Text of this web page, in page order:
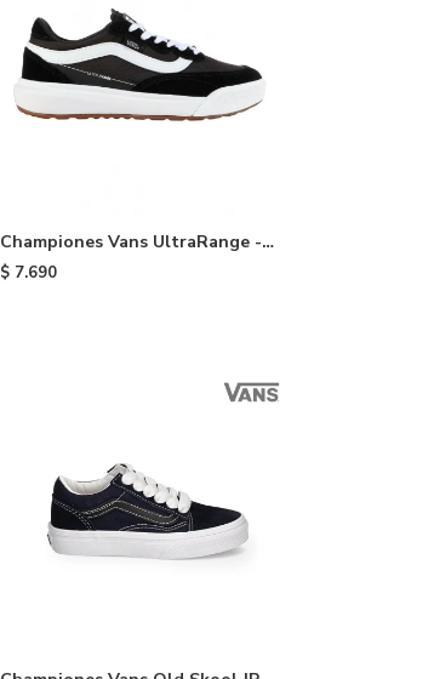
Championes Vans UltraRange -
Black
$ 7.690